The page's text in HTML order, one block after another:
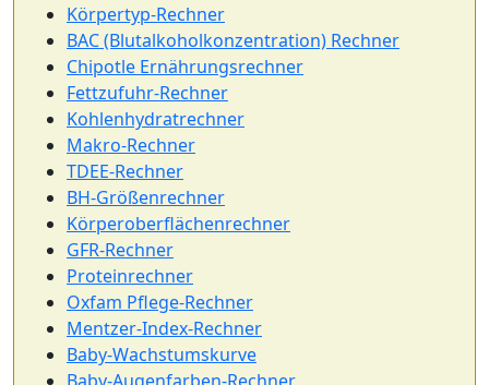
Körpertyp-Rechner
BAC (Blutalkoholkonzentration) Rechner
Chipotle Ernährungsrechner
Fettzufuhr-Rechner
Kohlenhydratrechner
Makro-Rechner
TDEE-Rechner
BH-Größenrechner
Körperoberflächenrechner
GFR-Rechner
Proteinrechner
Oxfam Pflege-Rechner
Mentzer-Index-Rechner
Baby-Wachstumskurve
Baby-Augenfarben-Rechner